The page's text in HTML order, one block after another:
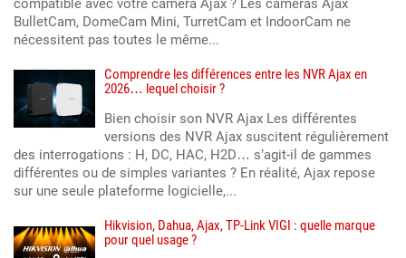
compatible avec votre caméra Ajax ? Les caméras Ajax
BulletCam, DomeCam Mini, TurretCam et IndoorCam ne
nécessitent pas toutes le même...
Comprendre les différences entre les NVR Ajax en
2026… lequel choisir ?
Bien choisir son NVR Ajax Les différentes
versions des NVR Ajax suscitent régulièrement
des interrogations : H, DC, HAC, H2D… s’agit-il de gammes
différentes ou de simples variantes ? En réalité, Ajax repose
sur une seule plateforme logicielle,...
Hikvision, Dahua, Ajax, TP-Link VIGI : quelle marque
pour quel usage ?